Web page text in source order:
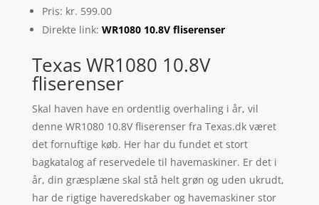
Pris: kr. 599.00
Direkte link: WR1080 10.8V fliserenser
Texas WR1080 10.8V
fliserenser
Skal haven have en ordentlig overhaling i år, vil
denne WR1080 10.8V fliserenser fra Texas.dk været
det fornuftige køb. Her har du fundet et stort
bagkatalog af reservedele til havemaskiner. Er det i
år, din græsplæne skal stå helt grøn og uden ukrudt,
har de rigtige haveredskaber og havemaskiner stor